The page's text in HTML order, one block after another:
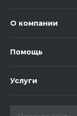
О компании
Помощь
Услуги